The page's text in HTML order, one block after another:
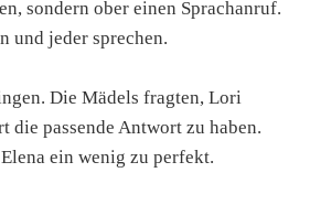
sondern ober einen Sprachanruf.
und jeder sprechen.
Die Mädels fragten, Lori
die passende Antwort zu haben.
ein wenig zu perfekt.